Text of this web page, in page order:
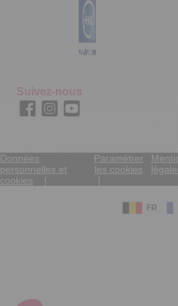
Suivez-nous
Données
personnelles et
cookies
Paramétrer
les cookies
FR